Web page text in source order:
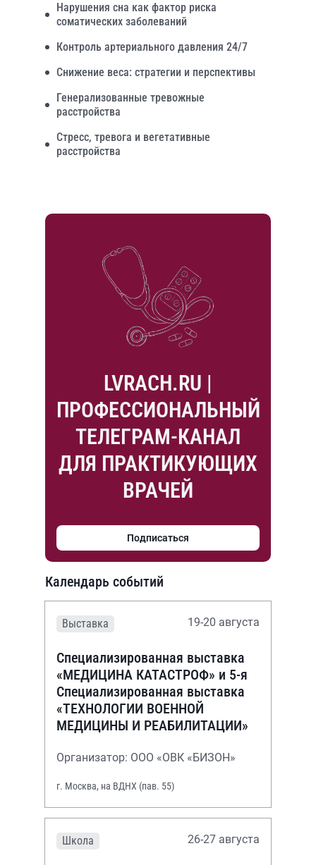
Нарушения сна как фактор риска
соматических заболеваний
Контроль артериального давления 24/7
Снижение веса: стратегии и перспективы
Генерализованные тревожные
расстройства
Стресс, тревога и вегетативные
расстройства
LVRACH.RU |
ПРОФЕССИОНАЛЬНЫЙ
ТЕЛЕГРАМ-КАНАЛ
ДЛЯ ПРАКТИКУЮЩИХ
ВРАЧЕЙ
Подписаться
Календарь событий
Выставка 19-20 августа
Специализированная выставка
«МЕДИЦИНА КАТАСТРОФ» и 5-я
Специализированная выставка
«ТЕХНОЛОГИИ ВОЕННОЙ
МЕДИЦИНЫ И РЕАБИЛИТАЦИИ»
Организатор: ООО «ОВК «БИЗОН»
г. Москва, на ВДНХ (пав. 55)
Школа 26-27 августа